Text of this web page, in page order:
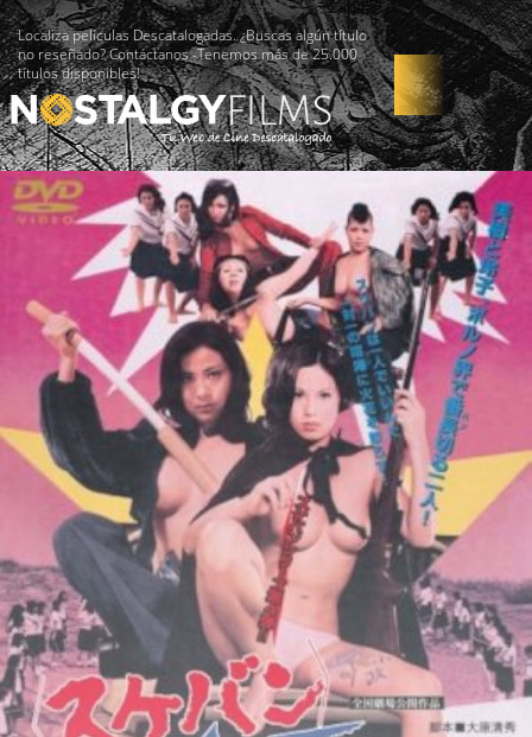
Localiza películas Descatalogadas. ¿Buscas algún título
no reseñado? Contáctanos -Tenemos más de 25.000
títulos disponibles!